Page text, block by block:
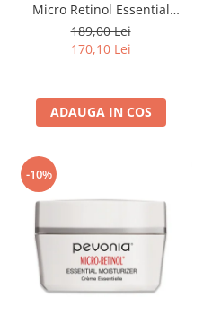
Micro Retinol Essential
Tonner - 120ml
189,00 Lei
170,10 Lei
ADAUGA IN COS
-10%